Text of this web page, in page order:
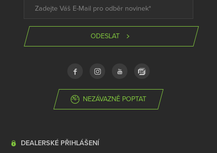
ODESLAT
NEZÁVAZNĚ POPTAT
DEALERSKÉ PŘIHLÁŠENÍ